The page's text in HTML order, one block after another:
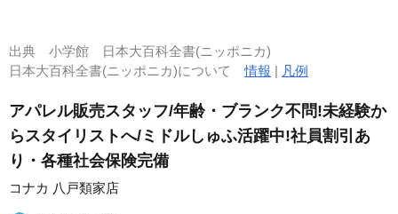
出典 小学館 日本大百科全書(ニッポニカ)
日本大百科全書(ニッポニカ)について情報 | 凡例
アパレル販売スタッフ/年齢・ブランク不問!未経験か
らスタイリストへ/ミドルしゅふ活躍中!社員割引あ
り・各種社会保険完備
コナカ 八戸類家店